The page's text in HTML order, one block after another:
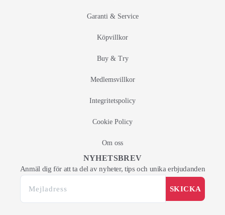
Garanti & Service
Köpvillkor
Buy & Try
Medlemsvillkor
Integritetspolicy
Cookie Policy
Om oss
NYHETSBREV
Anmäl dig för att ta del av nyheter, tips och unika erbjudanden
SKICKA